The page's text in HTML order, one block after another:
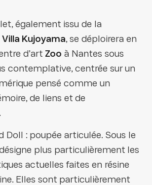
également issu de la
Villa Kujoyama, se déploirera en
d’art Zoo à Nantes sous
contemplative, centrée sur un
pensé comme un
de liens et de
Doll : poupée articulée. Sous le
plus particulièrement les
actuelles faites en résine
Elles sont particulièrement